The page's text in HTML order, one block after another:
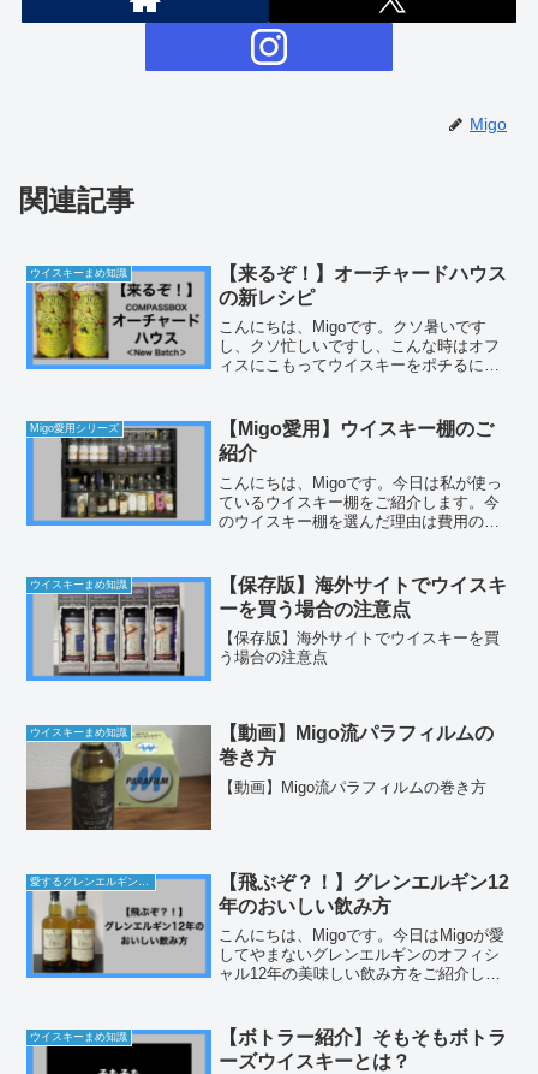
Migo
関連記事
ウイスキーまめ知識
【来るぞ！】オーチャードハウス
の新レシピ
こんにちは、Migoです。クソ暑いです
し、クソ忙しいですし、こんな時はオフ
ィスにこもってウイスキーをポチるに限
を書いています。2024年8月にコンパスボ
ックスのオーチャ...
Migo愛用シリーズ
【Migo愛用】ウイスキー棚のご
紹介
こんにちは、Migoです。今日は私が使っ
ているウイスキー棚をご紹介します。今
のウイスキー棚を選んだ理由は費用のお
がないかという点を重視しました。決し
て高級感があるわけで...
ウイスキーまめ知識
【保存版】海外サイトでウイスキ
ーを買う場合の注意点
【保存版】海外サイトでウイスキーを買
う場合の注意点
ウイスキーまめ知識
【動画】Migo流パラフィルムの
巻き方
【動画】Migo流パラフィルムの巻き方
【飛ぶぞ？！】グレンエルギン12
年のおいしい飲み方
こんにちは、Migoです。今日はMigoが愛
してやまないグレンエルギンのオフィシ
ャル12年の美味しい飲み方をご紹介して
ているウイスキーに関しては色んな飲み
方を試してみる...
ウイスキーまめ知識
【ボトラー紹介】そもそもボトラ
ーズウイスキーとは？